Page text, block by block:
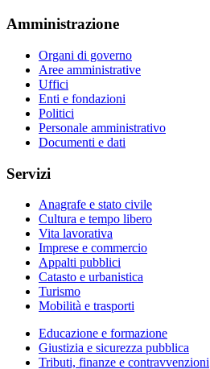
Amministrazione
Organi di governo
Aree amministrative
Uffici
Enti e fondazioni
Politici
Personale amministrativo
Documenti e dati
Servizi
Anagrafe e stato civile
Cultura e tempo libero
Vita lavorativa
Imprese e commercio
Appalti pubblici
Catasto e urbanistica
Turismo
Mobilità e trasporti
Educazione e formazione
Giustizia e sicurezza pubblica
Tributi, finanze e contravvenzioni